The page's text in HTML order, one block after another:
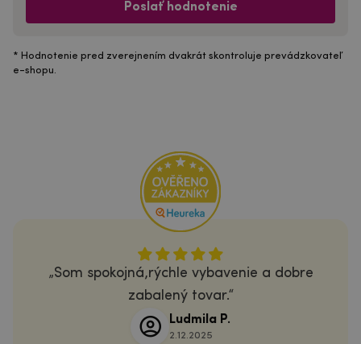
Poslať hodnotenie
* Hodnotenie pred zverejnením dvakrát skontroluje prevádzkovateľ
e-shopu.
Som spokojná,rýchle vybavenie a dobre
zabalený tovar.
Ludmila P.
2.12.2025